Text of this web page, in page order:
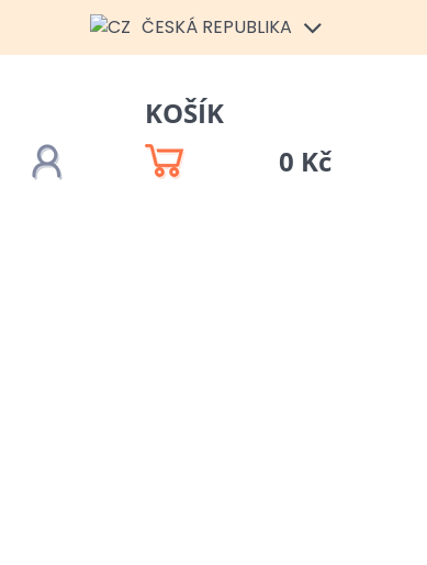
ČESKÁ REPUBLIKA
KOŠÍK
0 Kč